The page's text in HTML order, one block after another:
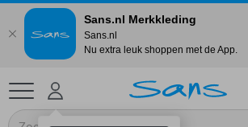
Sans.nl Merkkleding
Sans.nl
Nu extra leuk shoppen met de App.